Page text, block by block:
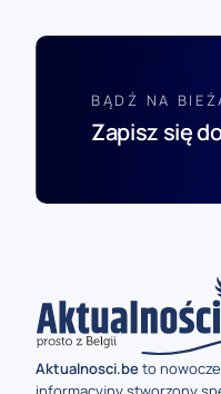
BĄDŹ NA
Zapisz się
Aktualnosci.beto